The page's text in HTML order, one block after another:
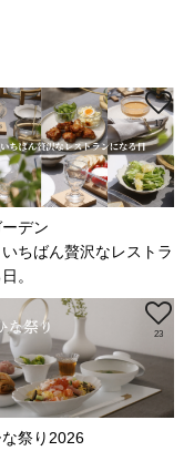
17
デン
ちばん贅沢なレストラ
。
23
祭り2026